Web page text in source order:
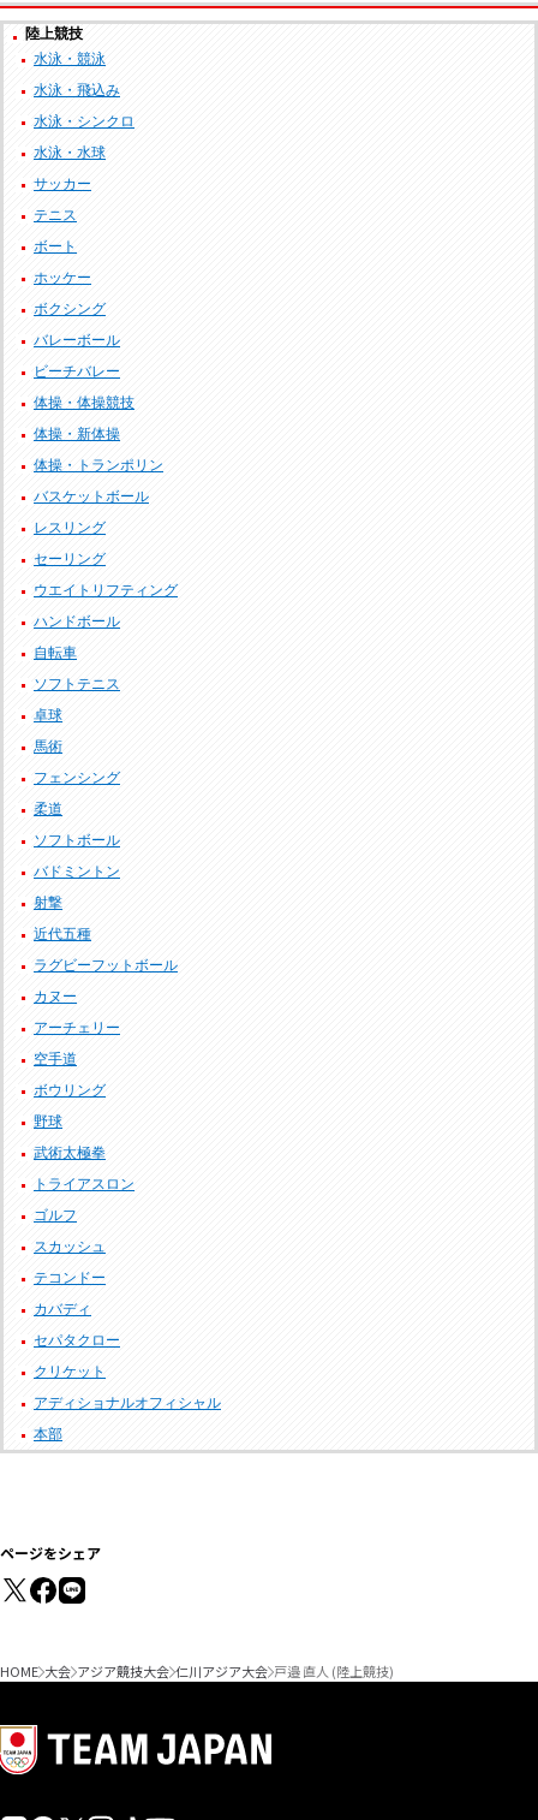
陸上競技
水泳・競泳
水泳・飛込み
水泳・シンクロ
水泳・水球
サッカー
テニス
ボート
ホッケー
ボクシング
バレーボール
ビーチバレー
体操・体操競技
体操・新体操
体操・トランポリン
バスケットボール
レスリング
セーリング
ウエイトリフティング
ハンドボール
自転車
ソフトテニス
卓球
馬術
フェンシング
柔道
ソフトボール
バドミントン
射撃
近代五種
ラグビーフットボール
カヌー
アーチェリー
空手道
ボウリング
野球
武術太極拳
トライアスロン
ゴルフ
スカッシュ
テコンドー
カバディ
セパタクロー
クリケット
アディショナルオフィシャル
本部
ページをシェア
HOME 大会 アジア競技大会 仁川アジア大会 戸邉 直人 (陸上競技)